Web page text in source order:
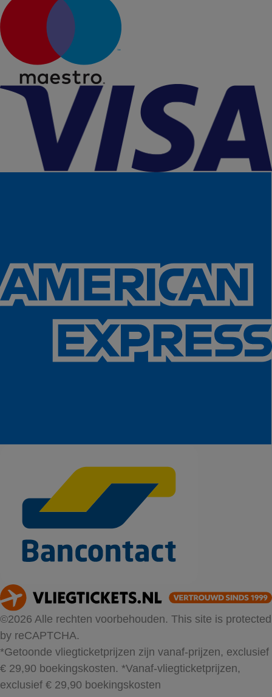
©2026 Alle rechten voorbehouden. This site is protected
by reCAPTCHA.
*Getoonde vliegticketprijzen zijn vanaf-prijzen, exclusief
€ 29,90 boekingskosten. *Vanaf-vliegticketprijzen,
exclusief € 29,90 boekingskosten